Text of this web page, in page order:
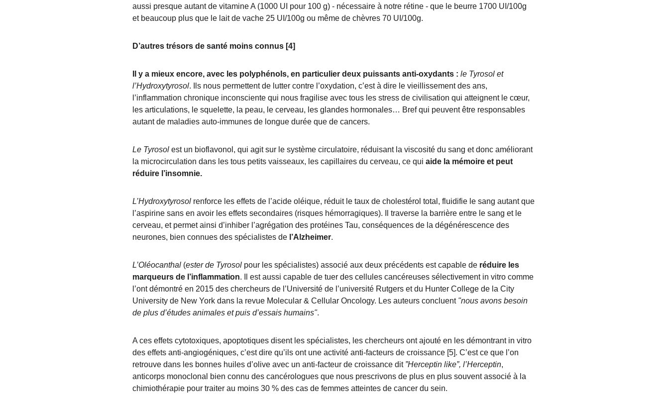
aussi presque autant de vitamine A (1000 UI pour 100 g) - nécessaire à notre rétine - que le beurre 1700 UI/100g
et beaucoup plus que le lait de vache 25 UI/100g ou même de chèvres 70 UI/100g.
D’autres trésors de santé moins connus [4]
Il y a mieux encore, avec les polyphénols, en particulier deux puissants anti-oxydants : le Tyrosol et
l’Hydroxytyrosol. Ils nous permettent de lutter contre l’oxydation, c’est à dire le vieillissement des ans,
l’inflammation chronique inconsciente qui nous fragilise avec tous les stress de civilisation qui atteignent le cœur,
les articulations, le squelette, la peau, le cerveau, les glandes hormonales… Bref qui peuvent être responsables
autant de maladies auto-immunes de longue durée que de cancers.
Le Tyrosol est un bioflavonol, qui agit sur le système circulatoire, réduisant la viscosité du sang et donc améliorant
la microcirculation dans les tous petits vaisseaux, les capillaires du cerveau, ce qui aide la mémoire et peut
réduire l’insomnie.
L’Hydroxytyrosol renforce les effets de l’acide oléique, réduit le taux de cholestérol total, fluidifie le sang autant que
l’aspirine sans en avoir les effets secondaires (risques hémorragiques). Il traverse la barrière entre le sang et le
cerveau, et permet ainsi d’inhiber l’agrégation des protéines Tau, conséquences de la dégénérescence des
neurones, bien connues des spécialistes de l’Alzheimer.
L’Oléocanthal (ester de Tyrosol pour les spécialistes) associé aux deux précédents est capable de réduire les
marqueurs de l’inflammation. Il est aussi capable de tuer des cellules cancéreuses sélectivement in vitro comme
l’ont démontré en 2015 des chercheurs de l’Université de l’université Rutgers et du Hunter College de la City
University de New York dans la revue Molecular & Cellular Oncology. Les auteurs concluent "nous avons besoin
de plus d’études animales et puis d’essais humains".
A ces effets cytotoxiques, apoptotiques disent les spécialistes, les chercheurs ont ajouté en les démontrant in vitro
des effets anti-angiogéniques, c’est dire qu’ils ont une activité anti-facteurs de croissance [5]. C’est ce que l’on
retrouve dans les bonnes huiles d’olive avec un anti-facteur de croissance dit ”Herceptin like”, l’Herceptin,
anticorps monoclonal bien connu des cancérologues que nous prescrivons de plus en plus souvent associé à la
chimiothérapie pour traiter au moins 30 % des cas de femmes atteintes de cancer du sein.